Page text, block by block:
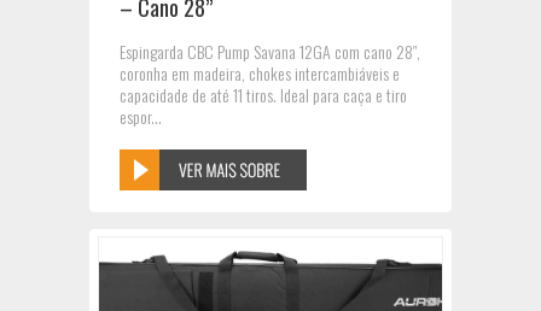
– Cano 28”
Espingarda CBC Pump Savana 12GA com cano 28″,
coronha em madeira, chokes intercambiáveis e
capacidade de até 11 tiros. Ideal para caça e tiro
espor...